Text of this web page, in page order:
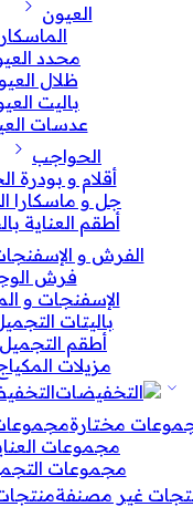
العيون
محدد
ظلال
باليت
عدسات
الحواجب
أقلام و بودرة
جل و ماسكارا
أطقم العناية
الفرش و
فرش
الإسفنجات و
باليتات
أطقم التجميل
مزيلات
مجموعات
مجموعات